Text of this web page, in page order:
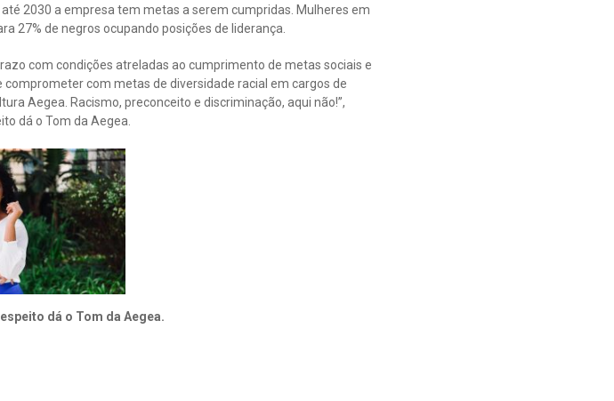
2030 a empresa tem metas a serem cumpridas. Mulheres em
27% de negros ocupando posições de liderança.
com condições atreladas ao cumprimento de metas sociais e
com metas de diversidade racial em cargos de
Aegea. Racismo, preconceito e discriminação, aqui não!”,
dá o Tom da Aegea.
dá o Tom da Aegea.